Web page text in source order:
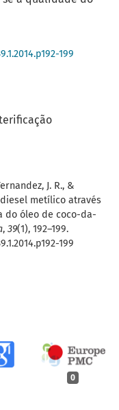
J. R., &
metílico através
do óleo de coco-da-
, 39(1), 192–199.
199
0
199